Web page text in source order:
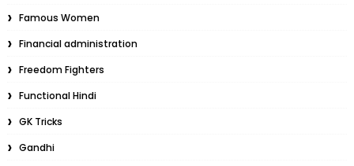
Famous Women
Financial administration
Freedom Fighters
Functional Hindi
GK Tricks
Gandhi